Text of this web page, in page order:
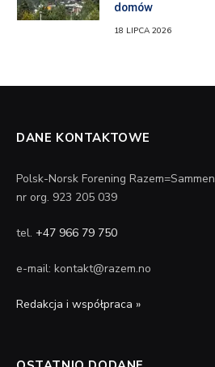
domów
18 LIPCA 2026
DANE KONTAKTOWE
Polsk-Norsk Forening Razem=Sammen
nr org. 923 205 039
tel. +47 966 79 750
e-mail: kontakt@razem.no
Redakcja i współpraca »